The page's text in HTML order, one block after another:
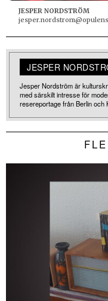
JESPER NORDSTRÖM
JESPER
Jesper Nordström är
med särskilt intresse för
resereportage från Berlin och